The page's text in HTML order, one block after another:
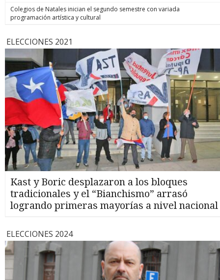
Colegios de Natales inician el segundo semestre con variada
programación artística y cultural
ELECCIONES 2021
Kast y Boric desplazaron a los bloques
tradicionales y el “Bianchismo” arrasó
logrando primeras mayorías a nivel nacional
ELECCIONES 2024